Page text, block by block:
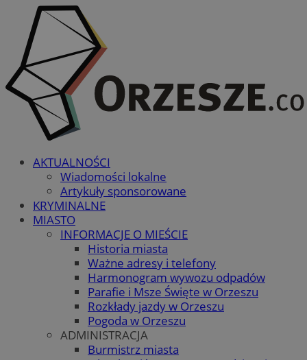
AKTUALNOŚCI
Wiadomości lokalne
Artykuły sponsorowane
KRYMINALNE
MIASTO
INFORMACJE O MIEŚCIE
Historia miasta
Ważne adresy i telefony
Harmonogram wywozu odpadów
Parafie i Msze Święte w Orzeszu
Rozkłady jazdy w Orzeszu
Pogoda w Orzeszu
ADMINISTRACJA
Burmistrz miasta